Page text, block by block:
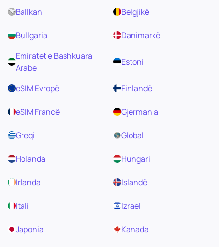
Ballkan Belgjikë
Bullgaria
Danimarkë
Emiratet e Bashkuara
Arabe
Estoni
eSIM Evropë Finlandë
eSIM Francë Gjermania
Greqi Global
Holanda Hungari
Irlanda Islandë
Itali Izrael
Japonia Kanada